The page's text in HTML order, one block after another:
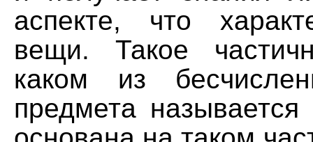
аспекте, что
вещи. Такое
каком из
предмета называется